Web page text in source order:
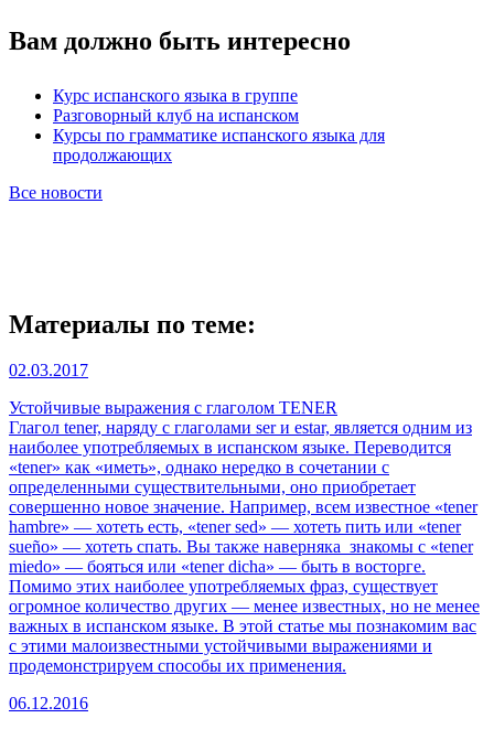
Вам должно быть интересно
Курс испанского языка в группе
Разговорный клуб на испанском
Курсы по грамматике испанского языка для
продолжающих
Все новости
Материалы по теме:
02.03.2017
Устойчивые выражения с глаголом TENER
Глагол tener, наряду с глаголами ser и estar, является одним из
наиболее употребляемых в испанском языке. Переводится
«tener» как «иметь», однако нередко в сочетании с
определенными существительными, оно приобретает
совершенно новое значение. Например, всем известное «tener
hambre» — хотеть есть, «tener sed» — хотеть пить или «tener
sueño» — хотеть спать. Вы также наверняка знакомы с «tener
miedo» — бояться или «tener dicha» — быть в восторге.
Помимо этих наиболее употребляемых фраз, существует
огромное количество других — менее известных, но не менее
важных в испанском языке. В этой статье мы познакомим вас
с этими малоизвестными устойчивыми выражениями и
продемонстрируем способы их применения.
06.12.2016